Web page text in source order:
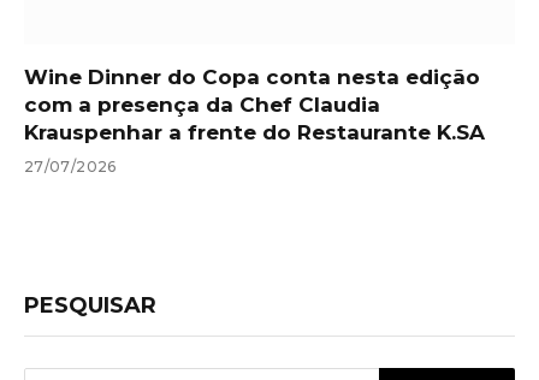
Wine Dinner do Copa conta nesta edição
com a presença da Chef Claudia
Krauspenhar a frente do Restaurante K.SA
27/07/2026
PESQUISAR